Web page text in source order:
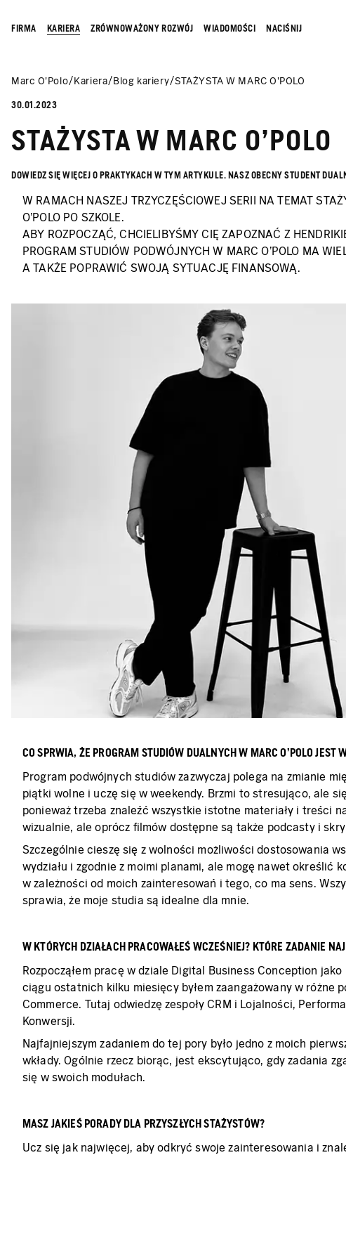
FIRMA KARIERA ZRÓWNOWAŻONY ROZWÓJ WIADOMOŚCI NACIŚNIJ
Marc O’Polo Kariera Blog kariery STAŻYSTA W MARC O'POLO
30.01.2023
STAŻYSTA W MARC O'POLO
DOWIEDZ SIĘ WIĘCEJ O PRAKTYKACH W TYM ARTYKULE. NASZ OBECNY STUDENT
W RAMACH NASZEJ TRZYCZĘŚCIOWEJ SERII NA TEMAT
O'POLO PO SZKOLE.
ABY ROZPOCZĄĆ, CHCIELIBYŚMY CIĘ ZAPOZNAĆ Z
PROGRAM STUDIÓW PODWÓJNYCH W MARC O'POLO MA
A TAKŻE POPRAWIĆ SWOJĄ SYTUACJĘ FINANSOWĄ.
CO SPRWIA, ŻE PROGRAM STUDIÓW DUALNYCH W MARC O'POLO JEST
Program podwójnych studiów zazwyczaj polega na zmianie
piątki wolne i uczę się w weekendy. Brzmi to stresująco, ale
ponieważ trzeba znaleźć wszystkie istotne materiały i treści
wizualnie, ale oprócz filmów dostępne są także podcasty i
Szczególnie cieszę się z wolności możliwości dostosowania
wydziału i zgodnie z moimi planami, ale mogę nawet określić
w zależności od moich zainteresowań i tego, co ma sens.
sprawia, że moje studia są idealne dla mnie.
W KTÓRYCH DZIAŁACH PRACOWAŁEŚ WCZEŚNIEJ? KTÓRE ZADANIE
Rozpocząłem pracę w dziale Digital Business Conception
ciągu ostatnich kilku miesięcy byłem zaangażowany w różne
Commerce. Tutaj odwiedzę zespoły CRM i Lojalności,
Konwersji.
Najfajniejszym zadaniem do tej pory było jedno z moich
wkłady. Ogólnie rzecz biorąc, jest ekscytująco, gdy zadania
się w swoich modułach.
MASZ JAKIEŚ PORADY DLA PRZYSZŁYCH STAŻYSTÓW?
Ucz się jak najwięcej, aby odkryć swoje zainteresowania i